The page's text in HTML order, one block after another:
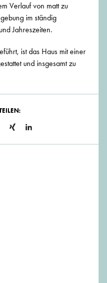
Verlauf von matt zu
im ständig
Jahreszeiten.
ist das Haus mit einer
und insgesamt zu